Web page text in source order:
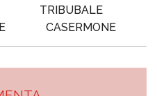
TRIBUBALE
CASERMONE